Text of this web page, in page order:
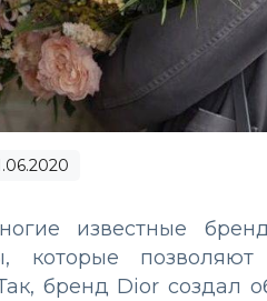
известные
которые
бренд Dior создал